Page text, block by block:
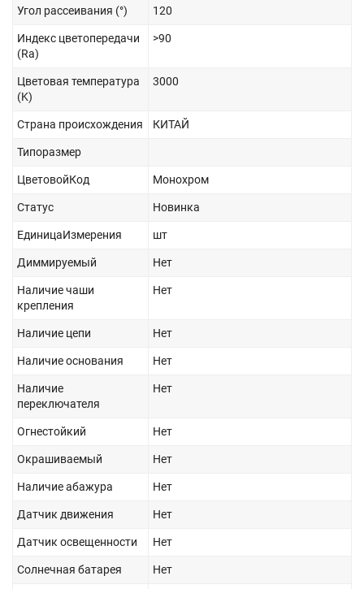
Угол рассеивания (°) 120
Индекс цветопередачи
(Ra)
>90
Цветовая температура
(K)
3000
Страна происхождения КИТАЙ
Типоразмер
ЦветовойКод Монохром
Статус Новинка
ЕдиницаИзмерения шт
Диммируемый Нет
Наличие чаши
крепления
Нет
Наличие цепи Нет
Наличие основания Нет
Наличие
переключателя
Нет
Огнестойкий Нет
Окрашиваемый Нет
Наличие абажура Нет
Датчик движения Нет
Датчик освещенности Нет
Солнечная батарея Нет